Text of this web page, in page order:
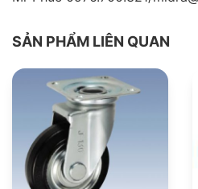
SẢN PHẨM LIÊN QUAN